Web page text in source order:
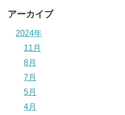
アーカイブ
2024年
11月
8月
7月
5月
4月